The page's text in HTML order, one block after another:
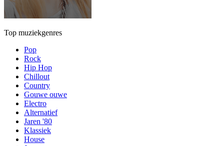
Top muziekgenres
Pop
Rock
Hip Hop
Chillout
Country
Gouwe ouwe
Electro
Alternatief
Jaren '80
Klassiek
House